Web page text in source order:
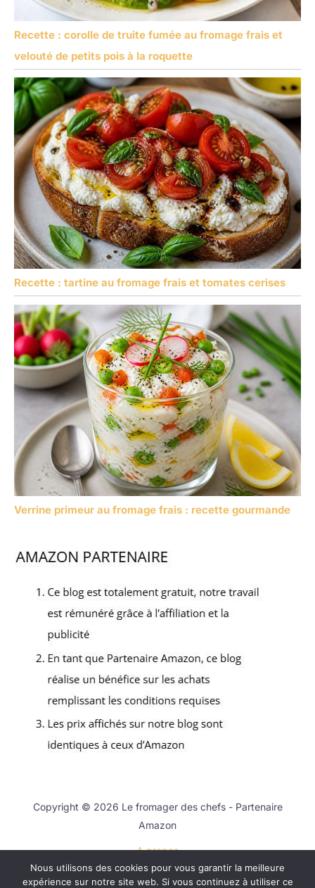
Recette : corolle de truite fumée au fromage frais et
velouté de petits pois à la roquette
Recette : tartine au fromage frais et tomates cerises
Verrine primeur au fromage frais : recette gourmande
Copyright © 2026 Le fromager des chefs - Partenaire
Amazon
A propos
Contact
Nous utilisons des cookies pour vous garantir la meilleure
expérience sur notre site web. Si vous continuez à utiliser ce